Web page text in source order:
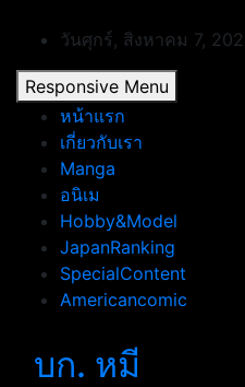
content
วันศุกร์, สิงหาคม 7,
Responsive Menu
หน้าแรก
เกี่ยวกับเรา
Manga
อนิเม
Hobby&Model
JapanRanking
SpecialContent
Americancomic
บก. หมี